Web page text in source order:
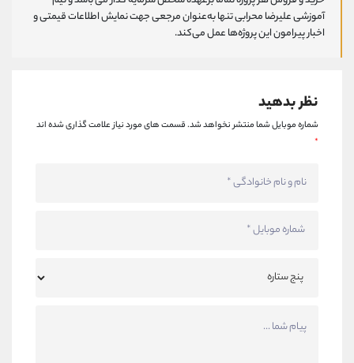
آموزشی علیرضا محرابی تنها به‌عنوان مرجعی جهت نمایش اطلاعات قیمتی و
اخبار پیرامون این پروژه‌‌ها عمل می‌کند.
نظر بدهید
شماره موبایل شما منتشر نخواهد شد.قسمت های مورد نیاز علامت گذاری شده اند
*